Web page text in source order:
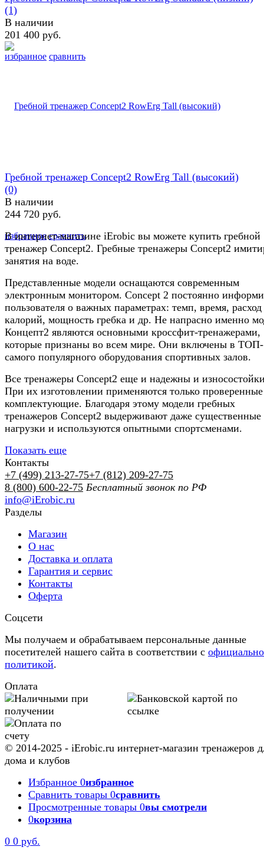
избранное сравнить
(1)
В наличии
201 400 руб.
избранное сравнить
Гребной тренажер Concept2 RowErg Tall (высокий)
(0)
В наличии
244 720 руб.
В интернет-магазине iErobic вы можете купить гребной
тренажер Concept2. Гребные тренажеры Concept2
занятия на воде.
Представленные модели оснащаются современным
электронным монитором. Concept 2 постоянно
пользователя о важных параметрах: темп, время, расход
калорий, мощность гребка и др. Не напрасно именно
Концепт2 являются основными кроссфит-тренажерами,
которые признаны во всем мире. Они включены в
самого популярного оборудования спортивных залов.
Все тренажеры Concept2 еще и надежны и
При их изготовлении применяются только проверенные
комплектующие. Благодаря этому модели гребных
тренажеров Concept2 выдерживают даже существенные
нагрузки и используются опытными спортсменами.
Показать еще
Контакты
+7 (499) 213-27-75+7 (812) 209-27-75
8 (800) 600-22-75 Бесплатный звонок по РФ
info@iErobic.ru
Разделы
Магазин
О нас
Доставка и оплата
Гарантия и сервис
Контакты
Оферта
Соцсети
Мы получаем и обрабатываем персональные данные
посетителей нашего сайта в соответствии с
политикой.
Оплата
© 2014-2025 - iErobic.ru интернет-магазин тренажеров
дома и клубов
Избранное 0избранное
Сравнить товары 0сравнить
Просмотренные товары 0вы смотрели
0корзина
0 0 руб.